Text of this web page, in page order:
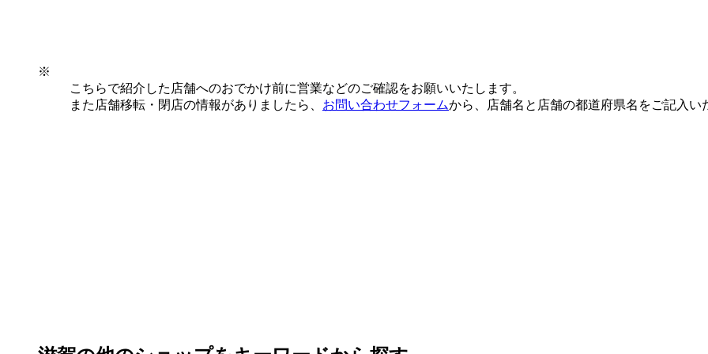
※
こちらで紹介した店舗へのおでかけ前に営業などのご確認をお願いいたします。
また店舗移転・閉店の情報がありましたら、 お問い合わせフォームから、店舗名と店舗の都道府県名をご記入い